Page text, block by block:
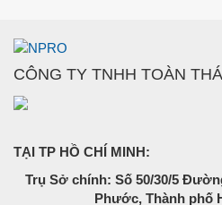
CÔNG TY TNHH TOÀN
TẠI TP HỒ CHÍ MINH:
Trụ Sở chính: Số 50/30/5
Phước, Thành phố